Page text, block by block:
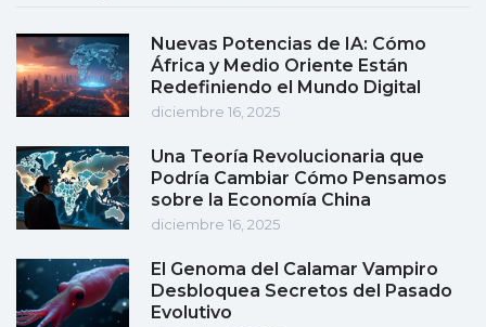
Nuevas Potencias de IA: Cómo
África y Medio Oriente Están
Redefiniendo el Mundo Digital
diciembre 16, 2025
Una Teoría Revolucionaria que
Podría Cambiar Cómo Pensamos
sobre la Economía China
diciembre 16, 2025
El Genoma del Calamar Vampiro
Desbloquea Secretos del Pasado
Evolutivo